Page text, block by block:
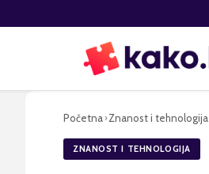
Početna›Znanost i tehnologija
ZNANOST I TEHNOLOGIJA